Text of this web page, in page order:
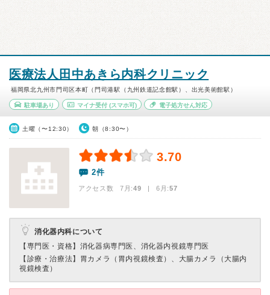
医療法人田中あきら内科クリニック
福岡県北九州市門司区本町（門司港駅（九州鉄道記念館駅）、出光美術館駅）
駐車場あり マイナ受付(スマホ可) 電子処方せん対応
土曜（〜12:30） 朝（8:30〜）
3.70
2件
アクセス数 7月:49 | 6月:57
消化器内科について
【専門医・資格】 消化器病専門医、消化器内視鏡専門医
【診療・治療法】 胃カメラ（胃内視鏡検査）、大腸カメラ（大腸内
視鏡検査）